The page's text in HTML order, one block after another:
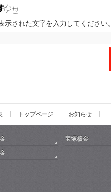
示された文字を入力してください。
トップページ お知らせ
宝塚板金